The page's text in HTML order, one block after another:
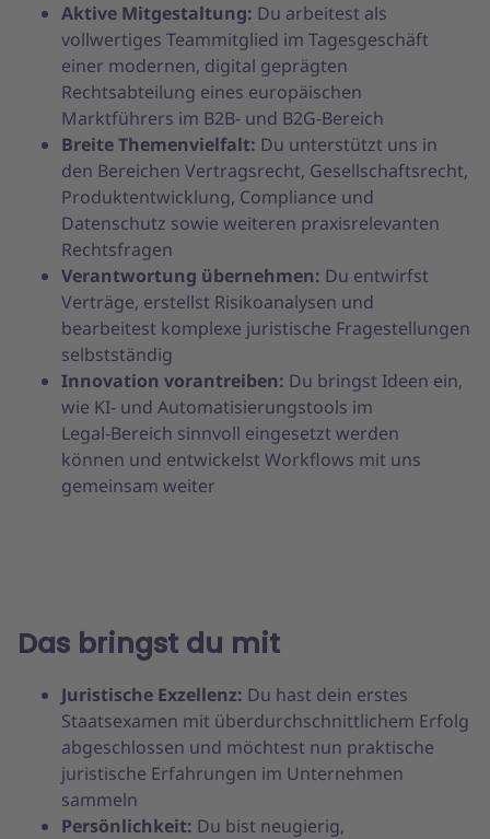
Aktive Mitgestaltung: Du arbeitest als
vollwertiges Teammitglied im Tagesgeschäft
einer modernen, digital geprägten
Rechtsabteilung eines europäischen
Marktführers im B2B- und B2G-Bereich
Breite Themenvielfalt: Du unterstützt uns in
den Bereichen Vertragsrecht, Gesellschaftsrecht,
Produktentwicklung, Compliance und
Datenschutz sowie weiteren praxisrelevanten
Rechtsfragen
Verantwortung übernehmen: Du entwirfst
Verträge, erstellst Risikoanalysen und
bearbeitest komplexe juristische Fragestellungen
selbstständig
Innovation vorantreiben: Du bringst Ideen ein,
wie KI‑ und Automatisierungstools im
Legal‑Bereich sinnvoll eingesetzt werden
können und entwickelst Workflows mit uns
gemeinsam weiter
Das bringst du mit
Juristische Exzellenz: Du hast dein erstes
Staatsexamen mit überdurchschnittlichem Erfolg
abgeschlossen und möchtest nun praktische
juristische Erfahrungen im Unternehmen
sammeln
Persönlichkeit: Du bist neugierig,